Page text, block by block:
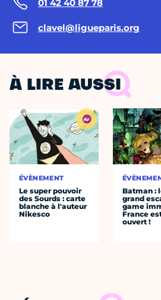
01 42 40 87 78
clavel@ligueparis.org
À LIRE AUSSI
ÉVÈNEMENT
Le super pouvoir
des Sourds : carte
blanche à l'auteur
Nikesco
Batman :
grand
game
France
ouvert !